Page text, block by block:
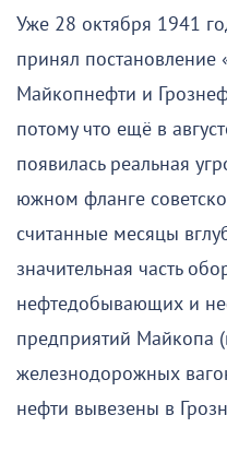
Уже 28 октября 1941
принял постановление
Майкопнефти и
потому что ещё в
появилась реальная
южном фланге
считанные месяцы
значительная часть
нефтедобывающих и
предприятий Майкопа
железнодорожных
нефти вывезены в